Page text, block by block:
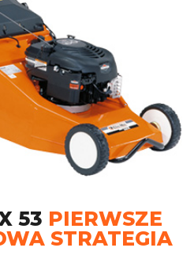
53 PIERWSZE
STRATEGIA